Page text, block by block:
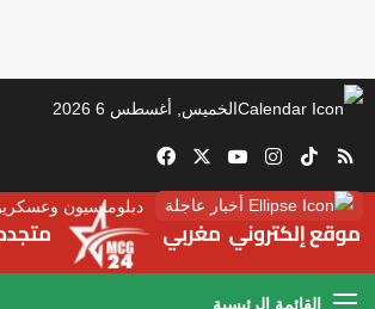
الخميس, أغسطس 6 2026
فيسبوك‫YouTubeانستقرام‫TikTok
ملخص الموقع RSS
أخبار عاجلة
القائمة